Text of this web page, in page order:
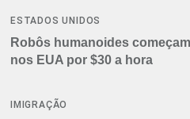
ESTADOS UNIDOS
Robôs humanoides
nos EUA por $30 a hora
IMIGRAÇÃO